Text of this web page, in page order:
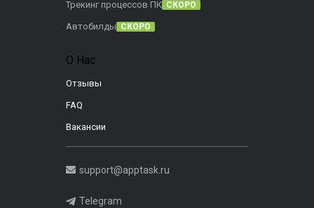
Трекинг процессов ПК СКОРО
Автобилды СКОРО
О Нас
Отзывы
FAQ
Вакансии
support@apptask.ru
Telegram